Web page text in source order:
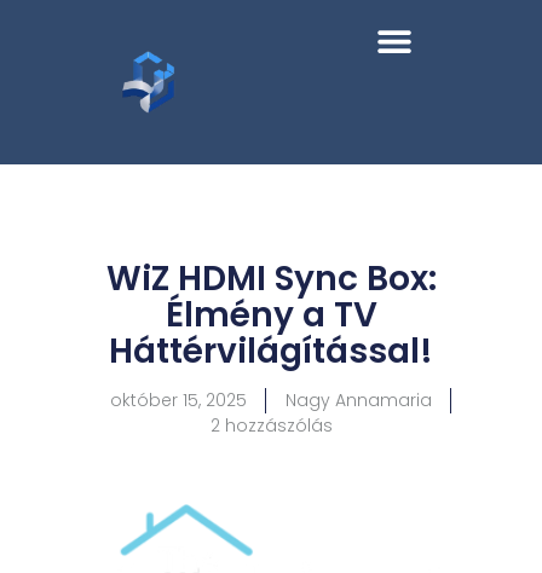
WiZ HDMI Sync Box:
Élmény a TV
Háttérvilágítással!
október 15, 2025
Nagy Annamaria
2 hozzászólás